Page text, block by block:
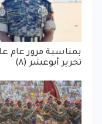
بمناسبة مرور عام
تحرير أبوعشر (٨)